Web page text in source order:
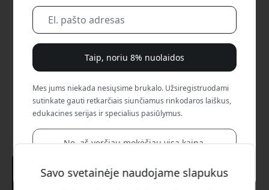
Savo svetainėje naudojame slapukus
Taip, noriu 8% nuolaidos
Mes jums niekada nesiųsime brukalo. Užsiregistruodami
sutinkate gauti retkarčiais siunčiamus rinkodaros laiškus,
edukacines serijas ir specialius pasiūlymus.
Ne, aš verčiau mokėčiau visą kainą.